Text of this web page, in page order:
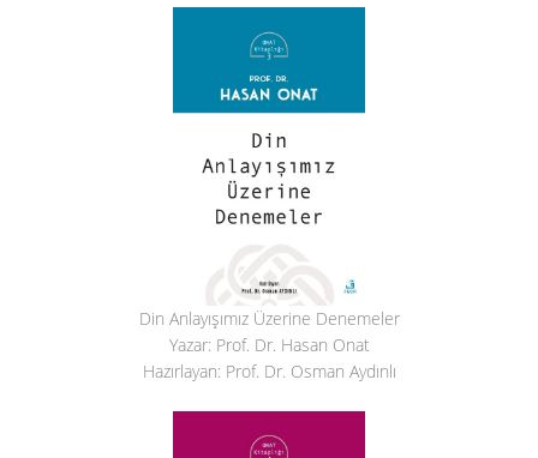
Din Anlayışımız Üzerine Denemeler
Yazar: Prof. Dr. Hasan Onat
Hazırlayan: Prof. Dr. Osman Aydınlı